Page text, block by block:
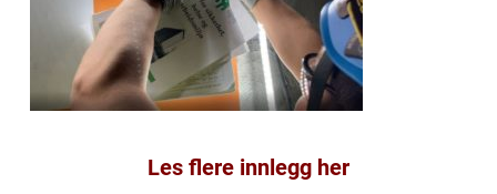
Les flere innlegg her